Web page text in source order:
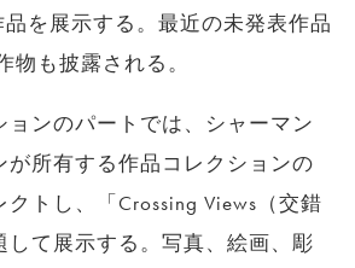
を展示する。最近の未発表作品
物も披露される。
ョンのパートでは、シャーマン
が所有する作品コレクションの
トし、「Crossing Views（交錯
して展示する。写真、絵画、彫